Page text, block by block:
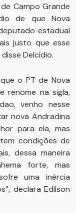
Campo Grande
de que Nova
estadual
justo que esse
Delcídio.
o PT de Nova
renome na sigla,
venho nesse
nova Andradina
para ela, mas
condições de
dessa maneira
forte, mas
uma inércia
declara Edilson